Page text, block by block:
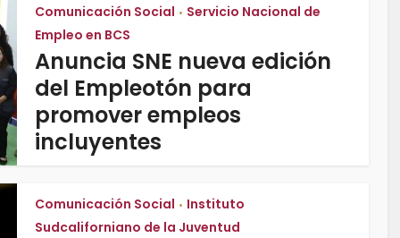
Comunicación Social • Servicio Nacional de
Empleo en BCS
Anuncia SNE nueva edición
del Empleotón para
promover empleos
incluyentes
Comunicación Social • Instituto
Sudcaliforniano de la Juventud